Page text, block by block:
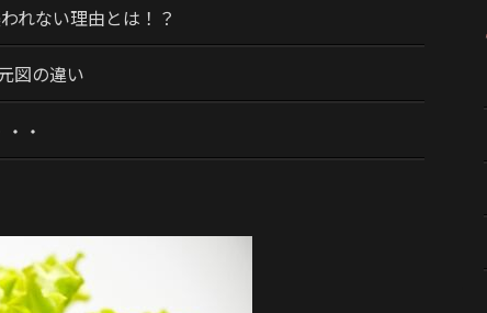
れない理由とは！？
図の違い
・